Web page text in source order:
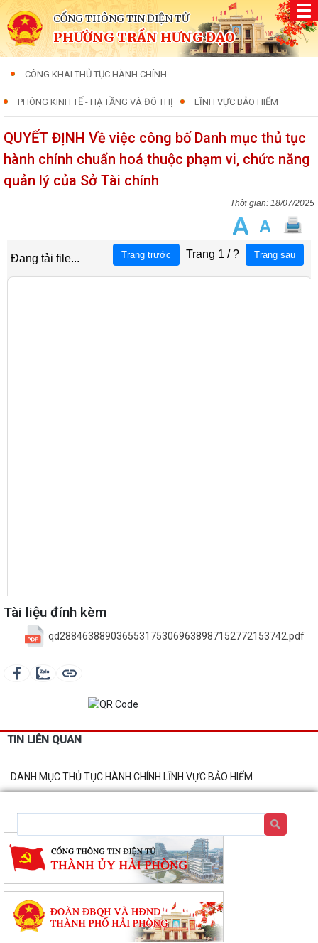
CỔNG THÔNG TIN ĐIỆN TỬ
PHƯỜNG TRẦN HƯNG ĐẠO
CÔNG KHAI THỦ TỤC HÀNH CHÍNH
PHÒNG KINH TẾ - HẠ TẦNG VÀ ĐÔ THỊ LĨNH VỰC BẢO HIỂM
QUYẾT ĐỊNH Về việc công bố Danh mục thủ tục
hành chính chuẩn hoá thuộc phạm vi, chức năng
quản lý của Sở Tài chính
18/07/2025
Tài liệu đính kèm
qd2884638890365531753069638987152772153742.pdf
TIN LIÊN QUAN
DANH MỤC THỦ TỤC HÀNH CHÍNH LĨNH VỰC BẢO HIỂM